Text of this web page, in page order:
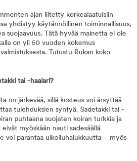
ajan liitetty korkealaatuisiin
yhdistyy käytännöllinen toiminnallisuus,
suojaavuus. Tätä hyvää mainetta ei ole
on yli 50 vuoden kokemus
Tutustu Rukan koko
tai -haalari?
on järkevää, sillä kosteus voi ärsyttää
tulehduksien syntyä. Sadetakki tai -
puhtaana suojaten koiran turkkia ja
myöskään nauti sadesäällä
voi parantaa ulkoiluhalukkuutta – myös